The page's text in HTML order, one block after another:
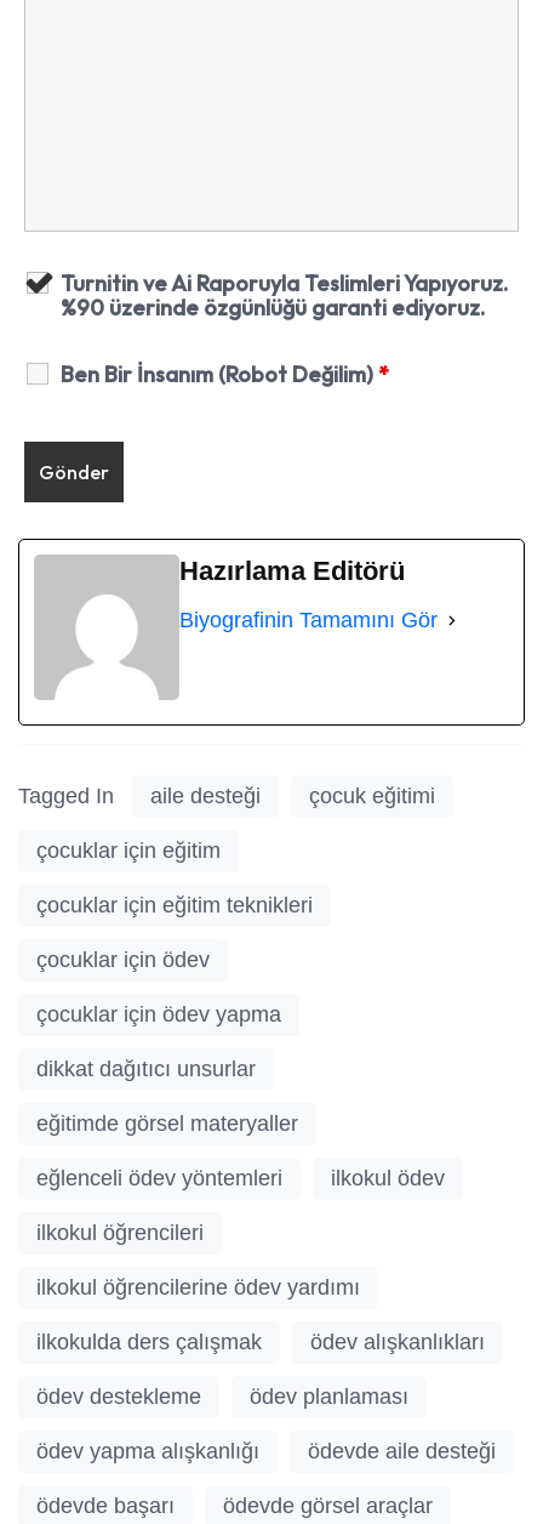
Turnitin ve Ai Raporuyla Teslimleri Yapıyoruz.
%90 üzerinde özgünlüğü garanti ediyoruz.
Ben Bir İnsanım (Robot Değilim)*
Hazırlama Editörü
Biyografinin Tamamını Gör
Tagged In aile desteği çocuk eğitimi
çocuklar için eğitim
çocuklar için eğitim teknikleri
çocuklar için ödev
çocuklar için ödev yapma
dikkat dağıtıcı unsurlar
eğitimde görsel materyaller
eğlenceli ödev yöntemleri ilkokul ödev
ilkokul öğrencileri
ilkokul öğrencilerine ödev yardımı
ilkokulda ders çalışmak ödev alışkanlıkları
ödev destekleme ödev planlaması
ödev yapma alışkanlığı ödevde aile desteği
ödevde başarı ödevde görsel araçlar